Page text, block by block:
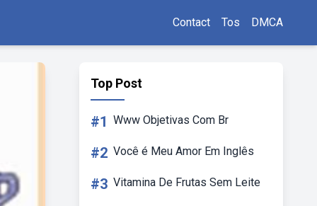
Contact Tos DMCA
Top Post
#1 Www Objetivas Com Br
#2 Você é Meu Amor Em Inglês
#3 Vitamina De Frutas Sem Leite